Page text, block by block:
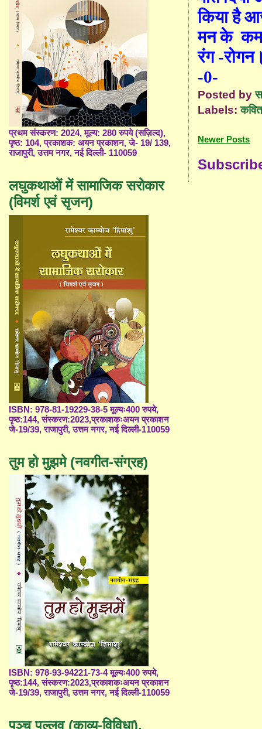
किया है
मन के
रंग-
-0-
Posted by
Labels:
Newer Posts
प्रथम संस्करण: 2024, मूल्य: 280 रुपये (सज़िल्द),
पृष्ठ: 104, प्रकाशक: अयन प्रकाशन, जे- 19/ 139,
राजापुरी, उत्तम नगर, नई दिल्ली- 110059
लघुकथाओं में सामाजिक सरोकार
(विमर्श एवं सृजन)
ISBN: 978-81-19229-38-5 मूल्यः400 रुपये,
पृष्ठ:144, संस्करण:2023,प्रकाशकःअयन प्रकाशन
जे-19/39, राजापुरी, उत्तम नगर, नई दिल्ली-110059
तुम हो मुझमे (नवगीत-संग्रह)
ISBN: 978-93-94221-73-4 मूल्यः400 रुपये,
पृष्ठ:144, संस्करण:2023,प्रकाशकःअयन प्रकाशन
जे-19/39, राजापुरी, उत्तम नगर, नई दिल्ली-110059
पञ्च पल्लव (काव्य-विविधा),